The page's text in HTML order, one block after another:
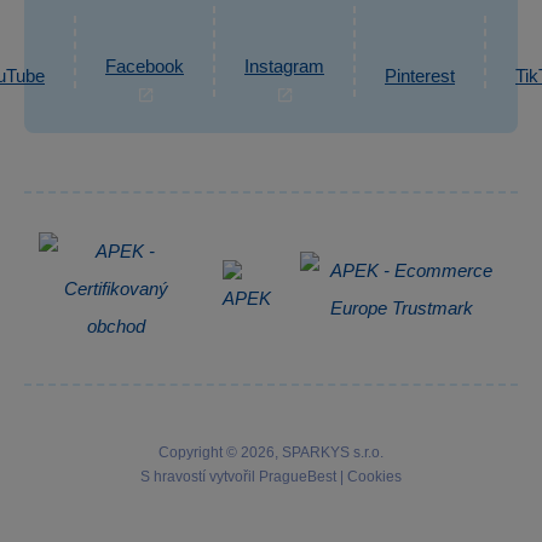
Informace o zpracování osobních údajů
Napsat zprávu
Facebook Instagram Pinterest
Copyright © 2026, SPARKYS s.r.o.
S hravostí vytvořil
PragueBest Cookies